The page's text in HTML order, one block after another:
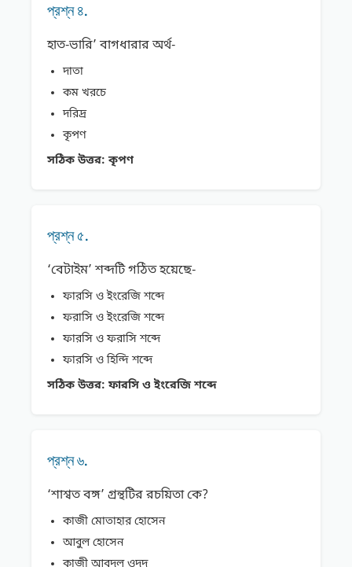
প্রশ্ন ৪.
হাত-ভারি’ বাগধারার অর্থ-
দাতা
কম খরচে
দরিদ্র
কৃপণ
সঠিক উত্তর: কৃপণ
প্রশ্ন ৫.
‘বেটাইম’ শব্দটি গঠিত হয়েছে-
ফারসি ও ইংরেজি শব্দে
ফরাসি ও ইংরেজি শব্দে
ফারসি ও ফরাসি শব্দে
ফারসি ও হিন্দি শব্দে
সঠিক উত্তর: ফারসি ও ইংরেজি শব্দে
প্রশ্ন ৬.
‘শাশ্বত বঙ্গ’ গ্রন্থটির রচয়িতা কে?
কাজী মােতাহার হােসেন
আবুল হােসেন